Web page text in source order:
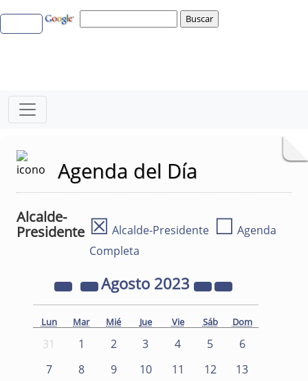
Agenda del Día
Alcalde-
Presidente ☒ Alcalde-Presidente ☐ Agenda
Completa
Agosto 2023
Lun Mar Mié Jue Vie Sáb Dom
31 1 2 3 4 5
6
7
8 9 10 11 12
13